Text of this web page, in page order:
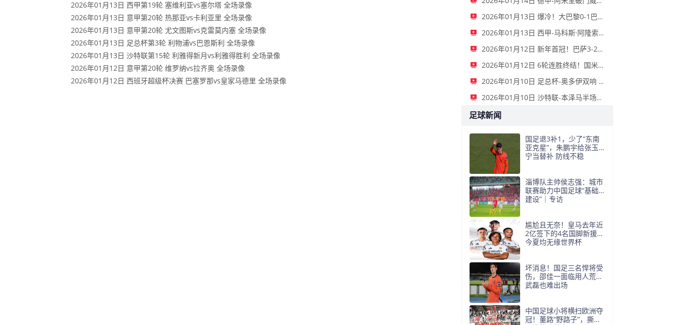
2026年01月13日 西甲第19轮 塞维利亚vs塞尔塔 全场录像
2026年01月13日 意甲第20轮 热那亚vs卡利亚里 全场录像
2026年01月13日 意甲第20轮 尤文图斯vs克雷莫内塞 全场录像
2026年01月13日 足总杯第3轮 利物浦vs巴恩斯利 全场录像
2026年01月13日 沙特联第15轮 利雅得新月vs利雅得胜利 全场录像
2026年01月12日 意甲第20轮 维罗纳vs拉齐奥 全场录像
2026年01月12日 西班牙超级杯决赛 巴塞罗那vs皇家马德里 全场录像
2026年01月13日 爆冷！大巴黎0-1巴黎FC止步法国杯32强 登贝莱失单刀埃梅里中框
2026年01月13日 西甲-马科斯·阿隆索点射制胜 塞尔塔客场1-0塞维利亚
2026年01月12日 新年首冠！巴萨3-2皇马卫冕西超杯 拉菲尼亚双响维尼修斯一条龙
2026年01月12日 6轮连胜终结！国米2-2那不勒斯 麦克托米奈双响恰20点射孔蒂染红
2026年01月10日 足总杯-奥多伊双响 点球大战诺丁汉森林6-7雷克瑟姆
2026年01月10日 沙特联-本泽马半场戴帽 吉达联合4-0拉斯永恒
足球新闻
国足退3补1，少了“东南
亚克星”，朱鹏宇给张玉
宁当替补 防线不稳
淄博队主帅侯志强：城市
联赛助力中国足球“基础
建设”｜专访
尴尬且无奈！皇马去年近
2亿签下的4名国脚新援，
今夏均无缘世界杯
坏消息！国足三名悍将受
伤，邵佳一面临用人荒，
武磊也难出场
中国足球小将横扫欧洲夺
冠！董路“野路子”，撕开